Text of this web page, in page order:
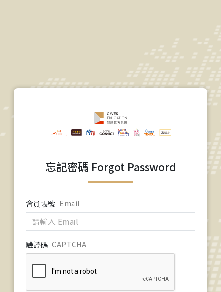
忘記密碼 Forgot Password
會員帳號 Email
驗證碼 CAPTCHA